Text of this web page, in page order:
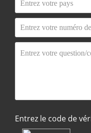
Entrez le code de